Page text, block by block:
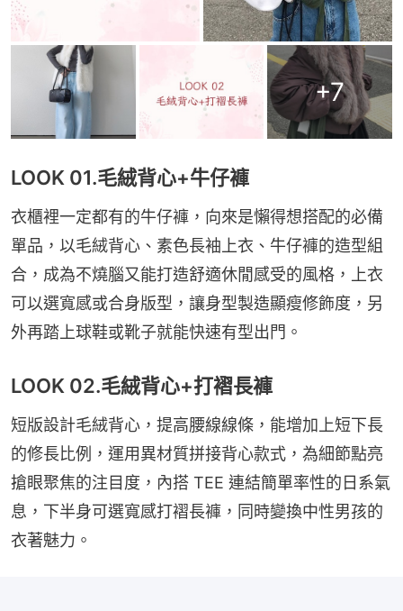
+7
LOOK 01.毛絨背心+牛仔褲
衣櫃裡一定都有的牛仔褲，向來是懶得想搭配的必備
單品，以毛絨背心、素色長袖上衣、牛仔褲的造型組
合，成為不燒腦又能打造舒適休閒感受的風格，上衣
可以選寬感或合身版型，讓身型製造顯瘦修飾度，另
外再踏上球鞋或靴子就能快速有型出門。
LOOK 02.毛絨背心+打褶長褲
短版設計毛絨背心，提高腰線線條，能增加上短下長
的修長比例，運用異材質拼接背心款式，為細節點亮
搶眼聚焦的注目度，內搭 TEE 連結簡單率性的日系氣
息，下半身可選寬感打褶長褲，同時變換中性男孩的
衣著魅力。